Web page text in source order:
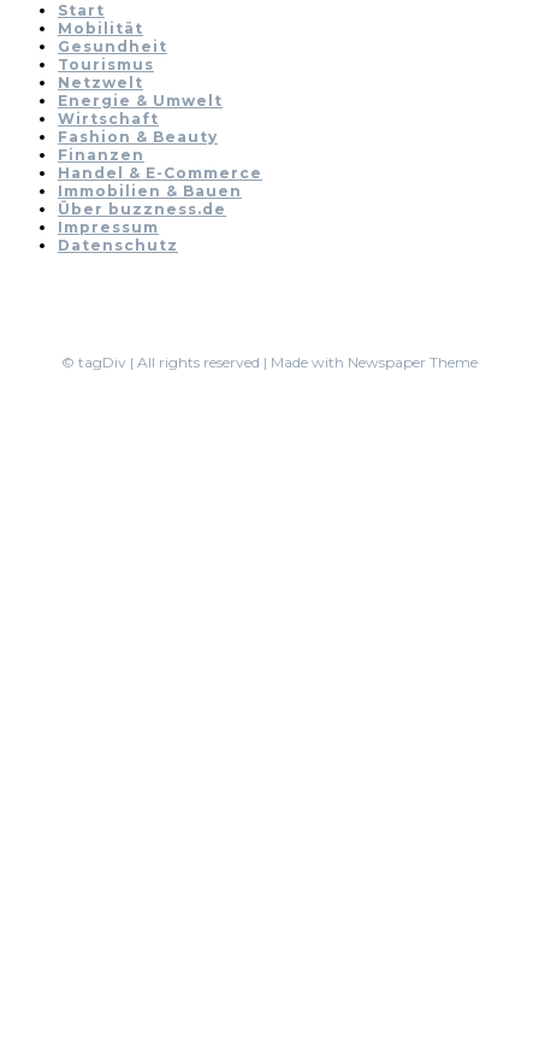
Start
Mobilität
Gesundheit
Tourismus
Netzwelt
Energie & Umwelt
Wirtschaft
Fashion & Beauty
Finanzen
Handel & E-Commerce
Immobilien & Bauen
Über buzzness.de
Impressum
Datenschutz
© tagDiv | All rights reserved | Made with Newspaper Theme